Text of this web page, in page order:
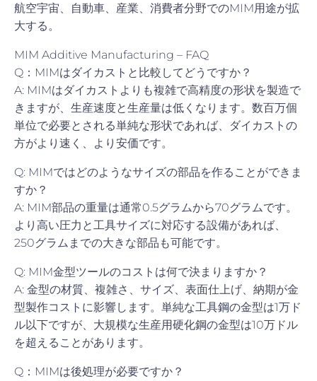
航空宇宙、自動車、産業、消費者分野でのMIM用途が拡
大する。
MIM Additive Manufacturing – FAQ
Q：MIMはダイカストと比較してどうですか？
A: MIMはダイカストよりも複雑で高精度の形状を製造で
きますが、生産速度と生産量は低くなります。数百万個
単位で必要とされる単純な形状であれば、ダイカストの
方がより速く、より安価です。
Q: MIMではどのようなサイズの部品を作ることができま
すか？
A: MIM部品の重量は通常0.5グラムから70グラムです。
より高い圧力と工具サイズに対応する設備があれば、
250グラムまでの大きな部品も可能です。
Q: MIM金型ツールのコストは何で決まりますか？
A: 金型の材質、複雑さ、サイズ、表面仕上げ、納期が金
型製作コストに影響します。単純な工具鋼の金型は1万ド
ル以下ですが、大規模な生産用硬化鋼の金型は10万ドル
を超えることがあります。
Q：MIMは後処理が必要ですか？